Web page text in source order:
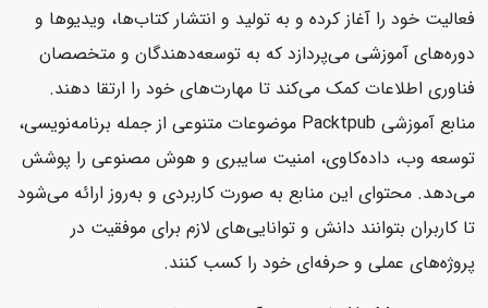
فعالیت خود را آغاز کرده و به تولید و انتشار کتاب‌ها، ویدیوها و
دوره‌های آموزشی می‌پردازد که به توسعه‌دهندگان و متخصصان
فناوری اطلاعات کمک می‌کند تا مهارت‌های خود را ارتقا دهند.
منابع آموزشی Packtpub موضوعات متنوعی از جمله برنامه‌نویسی،
توسعه وب، داده‌کاوی، امنیت سایبری و هوش مصنوعی را پوشش
می‌دهد. محتوای این منابع به صورت کاربردی و به‌روز ارائه می‌شود
تا کاربران بتوانند دانش و توانایی‌های لازم برای موفقیت در
پروژه‌های عملی و حرفه‌ای خود را کسب کنند.